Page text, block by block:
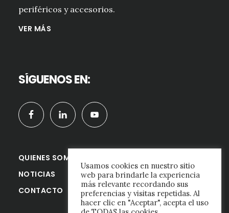
periféricos y accesorios.
VER MÁS
SÍGUENOS EN:
QUIENES SOMOS
NOTICIAS
CONTACTO
Usamos cookies en nuestro sitio
web para brindarle la experiencia
más relevante recordando sus
preferencias y visitas repetidas. Al
hacer clic en "Aceptar", acepta el uso